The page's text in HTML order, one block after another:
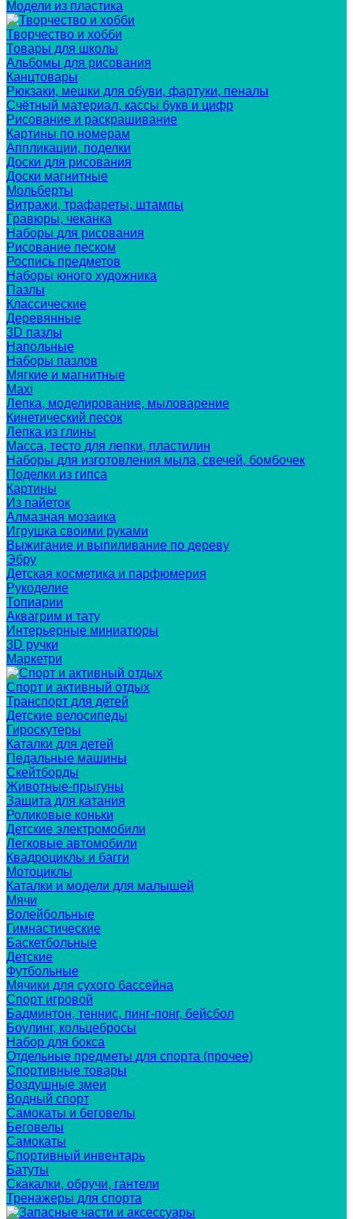
Модели из пластика
Творчество и хобби
Товары для школы
Альбомы для рисования
Канцтовары
Рюкзаки, мешки для обуви, фартуки, пеналы
Счётный материал, кассы букв и цифр
Рисование и раскрашивание
Картины по номерам
Аппликации, поделки
Доски для рисования
Доски магнитные
Мольберты
Витражи, трафареты, штампы
Гравюры, чеканка
Наборы для рисования
Рисование песком
Роспись предметов
Наборы юного художника
Пазлы
Классические
Деревянные
3D пазлы
Напольные
Наборы пазлов
Мягкие и магнитные
Maxi
Лепка, моделирование, мыловарение
Кинетический песок
Лепка из глины
Масса, тесто для лепки, пластилин
Наборы для изготовления мыла, свечей, бомбочек
Поделки из гипса
Картины
Из пайеток
Алмазная мозаика
Игрушка своими руками
Выжигание и выпиливание по дереву
Эбру
Детская косметика и парфюмерия
Рукоделие
Топиарии
Аквагрим и тату
Интерьерные миниатюры
3D ручки
Маркетри
Спорт и активный отдых
Транспорт для детей
Детские велосипеды
Гироскутеры
Каталки для детей
Педальные машины
Скейтборды
Животные-прыгуны
Защита для катания
Роликовые коньки
Детские электромобили
Легковые автомобили
Квадроциклы и багги
Мотоциклы
Каталки и модели для малышей
Мячи
Волейбольные
Гимнастические
Баскетбольные
Детские
Футбольные
Мячики для сухого бассейна
Спорт игровой
Бадминтон, теннис, пинг-понг, бейсбол
Боулинг, кольцебросы
Набор для бокса
Отдельные предметы для спорта (прочее)
Спортивные товары
Воздушные змеи
Водный спорт
Самокаты и беговелы
Беговелы
Самокаты
Спортивный инвентарь
Батуты
Скакалки, обручи, гантели
Тренажеры для спорта